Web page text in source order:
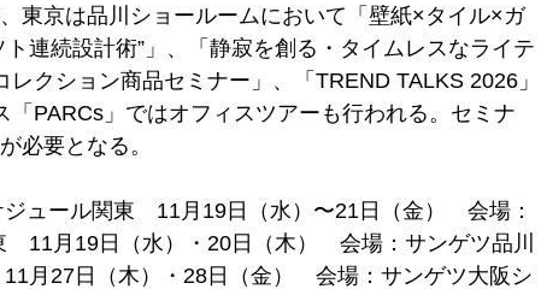
東京は品川ショールームにおいて「壁紙×タイル×ガ
連続設計術”」、「静寂を創る・タイムレスなライテ
クション商品セミナー」、「TREND TALKS 2026」
PARCs」ではオフィスツアーも行われる。セミナ
必要となる。
ュール関東　11月19日（水）〜21日（金）　会場：
11月19日（水）・20日（木）　会場：サンゲツ品川
月27日（木）・28日（金）　会場：サンゲツ大阪シ